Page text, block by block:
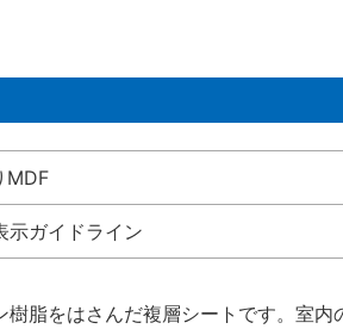
MDF
ガイドライン
脂をはさんだ複層シートです。室